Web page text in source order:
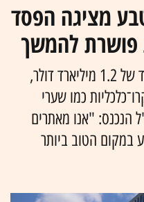
מציגה הפסד
ברבעון הרביעי רשמה טבע הפסד של 1.2 מיליארד דולר,
כמו שערי
הנכנס: "אנו מאתרים
במקום הטוב ביותר